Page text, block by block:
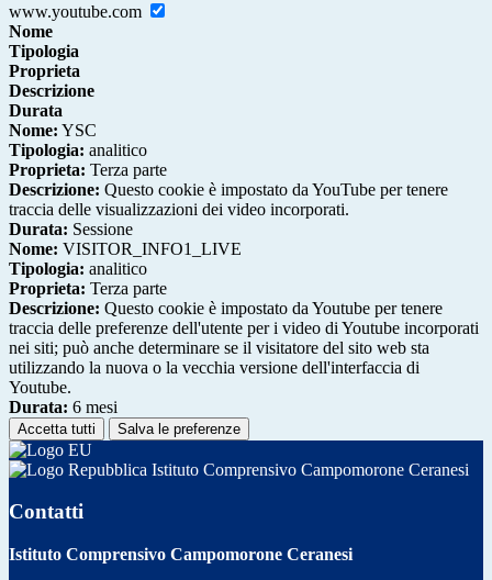
www.youtube.com
Nome
Tipologia
Proprieta
Descrizione
Durata
Nome: YSC
Tipologia: analitico
Proprieta: Terza parte
Descrizione: Questo cookie è impostato da YouTube per tenere
traccia delle visualizzazioni dei video incorporati.
Durata: Sessione
Nome: VISITOR_INFO1_LIVE
Tipologia: analitico
Proprieta: Terza parte
Descrizione: Questo cookie è impostato da Youtube per tenere
traccia delle preferenze dell'utente per i video di Youtube incorporati
nei siti; può anche determinare se il visitatore del sito web sta
utilizzando la nuova o la vecchia versione dell'interfaccia di
Youtube.
Durata: 6 mesi
Accetta tutti Salva le preferenze
Istituto Comprensivo Campomorone Ceranesi
Contatti
Istituto Comprensivo Campomorone Ceranesi